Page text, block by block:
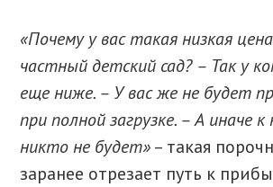
«Почему у вас такая низкая
частный детский сад? – Так у
еще ниже. – У вас же не будет
при полной загрузке. – А иначе
никто не будет»– такая
заранее отрезает путь к